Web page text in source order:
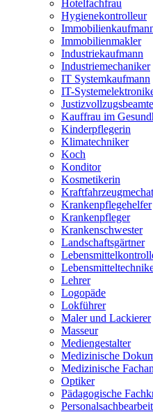
Hotelfachfrau
Hygienekontrolleur
Immobilienmakler
Industriekaufmann
Industriemechaniker
IT Systemkaufmann
IT-
Kauffrau im
Kinderpflegerin
Klimatechniker
Koch
Konditor
Kosmetikerin
Krankenpflegehelfer
Krankenpfleger
Krankenschwester
Landschaftsgärtner
Lehrer
Logopäde
Lokführer
Maler und Lackierer
Masseur
Mediengestalter
Medizinische
Medizinische
Optiker
Pädagogische